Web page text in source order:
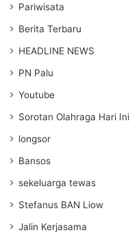
Pariwisata
Berita Terbaru
HEADLINE NEWS
PN Palu
Youtube
Sorotan Olahraga Hari Ini
longsor
Bansos
sekeluarga tewas
Stefanus BAN Liow
Jalin Kerjasama